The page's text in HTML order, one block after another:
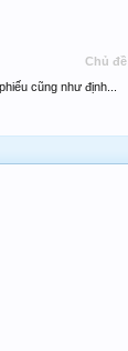
Chủ đề
cũng như định...